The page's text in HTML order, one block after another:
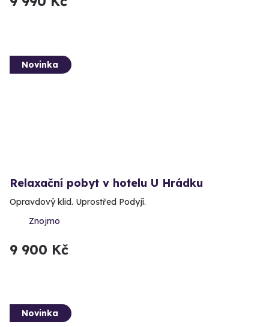
Novinka
Relaxační pobyt v hotelu U Hrádku
Opravdový klid. Uprostřed Podyjí.
Znojmo
9 900 Kč
Novinka